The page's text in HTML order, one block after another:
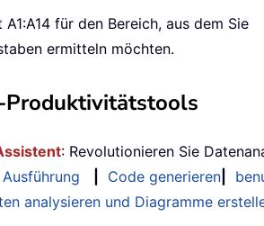
für den Bereich, aus dem Sie
ermitteln möchten.
Produktivitätstools
: Revolutionieren Sie
Code generieren
analysieren und Diagramme